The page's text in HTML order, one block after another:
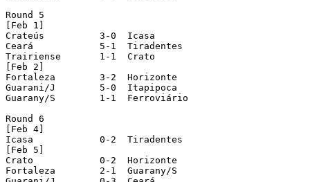
Round 5
[Feb 1]
Crateús 	 3-0  Icasa
Ceará 		 5-1  Tiradentes
Trairiense 	 1-1  Crato				  (played in Sobral)
[Feb 2]
Fortaleza 	 3-2  Horizonte
Guarani/J 	 5-0  Itapipoca
Guarany/S 	 1-1  Ferroviário
Round 6
[Feb 4]
Icasa 		 0-2  Tiradentes
[Feb 5]
Crato 		 0-2  Horizonte
Fortaleza 	 2-1  Guarany/S